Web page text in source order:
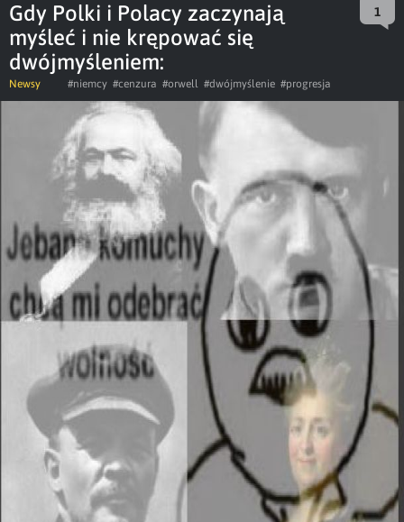
Gdy Polki i Polacy zaczynają
myśleć i nie krępować się
dwójmyśleniem:
1
Newsy #niemcy #cenzura #orwell #dwójmyślenie #progresja